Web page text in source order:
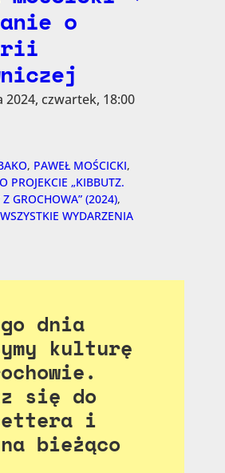
o
2024, czwartek, 18:00
, PAWEŁ MOŚCICKI
PROJEKCIE „KIBBUTZ.
Z GROCHOWA” (2024)
WSZYSTKIE WYDARZENIA
dnia
kulturę
się do
i
bieżąco